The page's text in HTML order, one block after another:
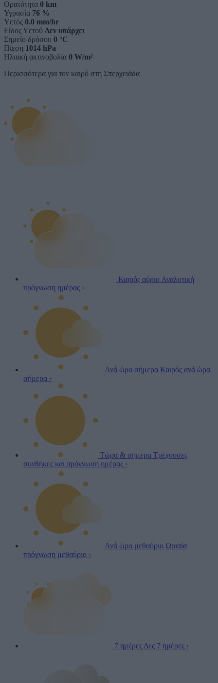
Ορατότητα 0 km
Υγρασία 76 %
Υετός 0.0 mm/hr
Είδος Υετού Δεν υπάρχει
Σημείο δρόσου 0 °C
Πίεση 1014 hPa
Ηλιακή ακτινοβολία 0 W/m²
Περισσότερα για τον καιρό στη Σπερχειάδα
Καιρός αύριο Αναλυτική
πρόγνωση ημέρας ›
Ανά ώρα σήμερα Καιρός ανά ώρα
σήμερα ›
Τώρα & σήμερα Τρέχουσες
συνθήκες και πρόγνωση ημέρας ›
Ανά ώρα μεθαύριο Ωριαία
πρόγνωση μεθαύριο ›
7 ημέρες Δες 7 ημέρες ›